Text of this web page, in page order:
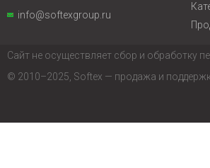
info@softexgroup.ru
Сайт не осуществляет сбор и обработку
© 2010–2025, Softex — продажа и